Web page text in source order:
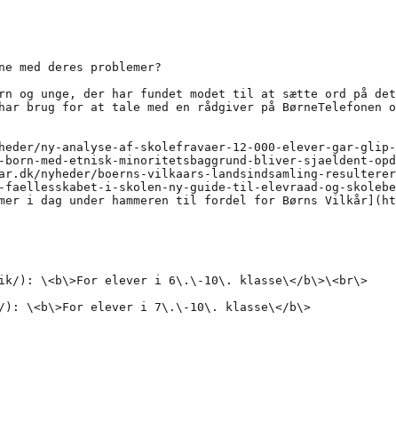
deres problemer?
og unge, der har fundet modet til at sætte ord
for at tale med en rådgiver på
ny-analyse-af-skolefravaer-12-000-elever-gar-
med-etnisk-minoritetsbaggrund-bliver-
nyheder/boerns-vilkaars-landsindsamling-
i-skolen-ny-guide-til-elevraad-og-
i dag under hammeren til fordel for Børns
): \<b\>For elever i 6\.\-10\. klasse\</b\>\<br\>
): \<b\>For elever i 7\.\-10\. klasse\</b\>